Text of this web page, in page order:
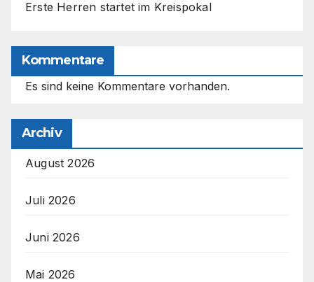
Erste Herren startet im Kreispokal
Kommentare
Es sind keine Kommentare vorhanden.
Archiv
August 2026
Juli 2026
Juni 2026
Mai 2026